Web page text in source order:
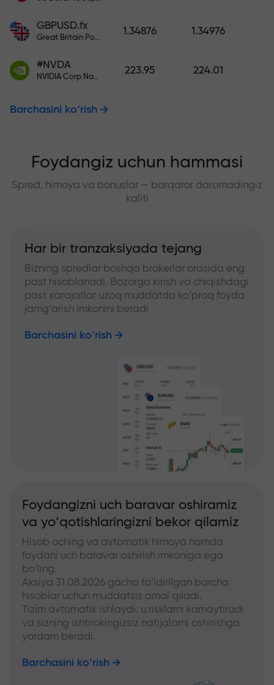
GBPUSD.fx
Great Britain Pound vs US Dollar
1.34876 1.34976
#NVDA
NVIDIA Corp Nasdaq Stock Exchange (Nasdaq) USD
223.95 224.01
Barchasini ko‘rish
Foydangiz uchun hammasi
Spred, himoya va bonuslar — barqaror daromadingiz
kaliti
Har bir tranzaksiyada tejang
Bizning spredlar boshqa brokerlar orasida eng
past hisoblanadi. Bozorga kirish va chiqishdagi
past xarajatlar uzoq muddatda ko‘proq foyda
jamg‘arish imkonini beradi
Barchasini ko‘rish
Foydangizni uch baravar oshiramiz
va yo‘qotishlaringizni bekor qilamiz
Hisob oching va avtomatik himoya hamda
foydani uch baravar oshirish imkoniga ega
bo‘ling.
Aksiya 31.08.2026 gacha to‘ldirilgan barcha
hisoblar uchun muddatsiz amal qiladi.
Tizim avtomatik ishlaydi: u risklarni kamaytiradi
va sizning ishtirokingizsiz natijalarni oshirishga
yordam beradi.
Barchasini ko‘rish